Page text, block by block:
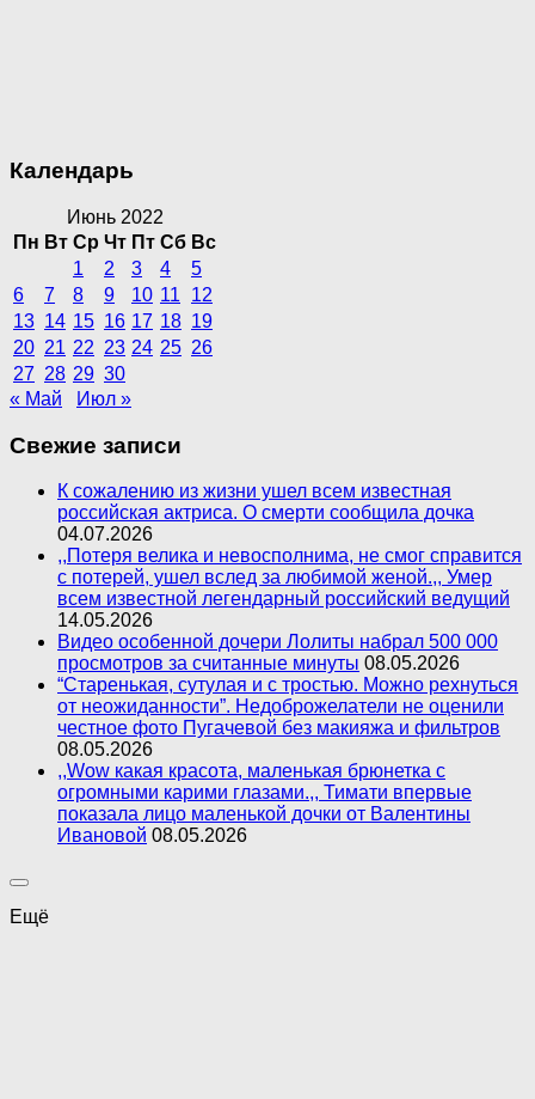
Календарь
Июнь 2022
Пн Вт Ср Чт Пт Сб Вс
1
2 3 4
5
6
7 8 9 10 11
12
13 14 15 16 17 18 19
20 21 22 23 24 25 26
27 28 29 30
« Май
Июл »
Свежие записи
К сожалению из жизни ушел всем известная
российская актриса. О смерти сообщила дочка
04.07.2026
,,Потеря велика и невосполнима, не смог справится
с потерей, ушел вслед за любимой женой.,, Умер
всем известной легендарный российский ведущий
14.05.2026
Видео особенной дочери Лолиты набрал 500 000
просмотров за считанные минуты 08.05.2026
“Старенькая, сутулая и с тростью. Можно рехнуться
от неожиданности”. Недоброжелатели не оценили
честное фото Пугачевой без макияжа и фильтров
08.05.2026
,,Wow какая красота, маленькая брюнетка с
огромными карими глазами.,, Тимати впервые
показала лицо маленькой дочки от Валентины
Ивановой 08.05.2026
Ещё